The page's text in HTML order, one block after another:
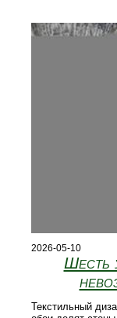
2026-05-10
Шесть
Текстильный